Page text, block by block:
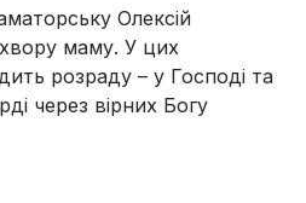
Олексій
маму. У цих
розраду – у Господі та
через вірних Богу